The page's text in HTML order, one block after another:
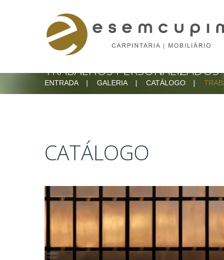
CHAT
TRABALHOS PERSONALIZADOS
ENTRADA GALERIA CATÁLOGO
CATÁLOGO